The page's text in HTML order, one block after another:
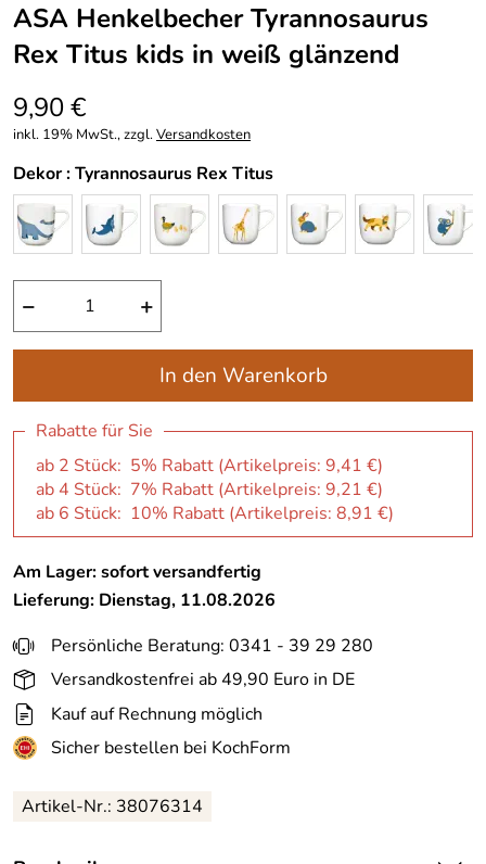
ASA Henkelbecher Tyrannosaurus
Rex Titus kids in weiß glänzend
9,90 €
inkl. 19% MwSt., zzgl.Versandkosten
Dekor :Tyrannosaurus Rex Titus
− +
In den Warenkorb
Rabatte für Sie
ab 2 Stück: 5% Rabatt (Artikelpreis: 9,41 €)
ab 4 Stück: 7% Rabatt (Artikelpreis: 9,21 €)
ab 6 Stück: 10% Rabatt (Artikelpreis: 8,91 €)
Am Lager: sofort versandfertig
Lieferung: Dienstag, 11.08.2026
Persönliche Beratung: 0341 - 39 29 280
Versandkostenfrei ab 49,90 Euro in DE
Kauf auf Rechnung möglich
Sicher bestellen bei KochForm
Artikel-Nr.: 38076314